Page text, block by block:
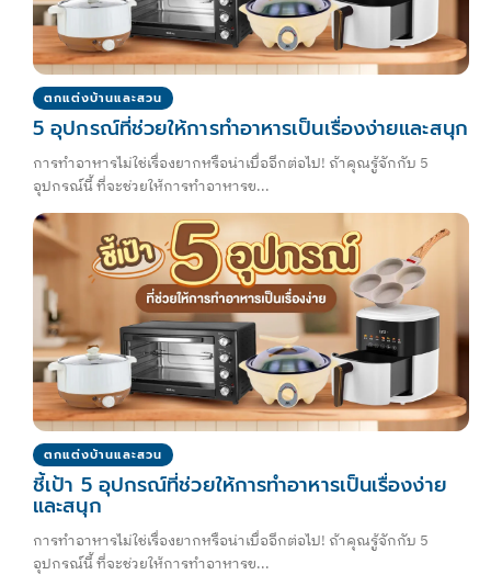
ตกแต่งบ้านและสวน
5 อุปกรณ์ที่ช่วยให้การทำอาหารเป็นเรื่องง่ายและสนุก
การทำอาหารไม่ใช่เรื่องยากหรือน่าเบื่ออีกต่อไป! ถ้าคุณรู้จักกับ 5
อุปกรณ์นี้ ที่จะช่วยให้การทำอาหารข...
ตกแต่งบ้านและสวน
ชี้เป้า 5 อุปกรณ์ที่ช่วยให้การทำอาหารเป็นเรื่องง่าย
และสนุก
การทำอาหารไม่ใช่เรื่องยากหรือน่าเบื่ออีกต่อไป! ถ้าคุณรู้จักกับ 5
อุปกรณ์นี้ ที่จะช่วยให้การทำอาหารข...